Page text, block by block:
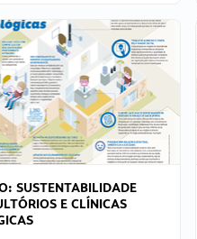
SUSTENTABILIDADE
E CLÍNICAS